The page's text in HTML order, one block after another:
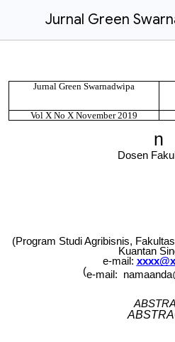
Jurnal Green
Jurnal Green Swarnadwipa
Vol X No X November 2019
n
Dosen
(Program Studi Agribisnis,
Kuantan
e-mail:
(e-mail: namaanda